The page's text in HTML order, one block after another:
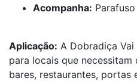
Acompanha:
Aplicação: A Dobradiça
para locais que
bares, restaurantes, portas